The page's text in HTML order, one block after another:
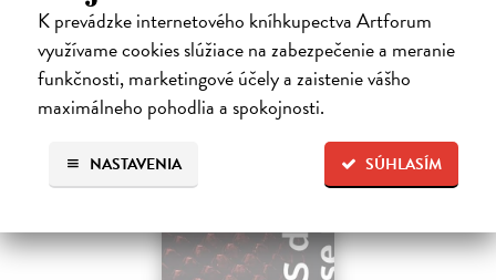
K prevádzke internetového kníhkupectva Artforum
využívame cookies slúžiace na zabezpečenie a meranie
funkčnosti, marketingové účely a zaistenie vášho
maximálneho pohodlia a spokojnosti.
SÚHLASÍM
NASTAVENIA
na sklade